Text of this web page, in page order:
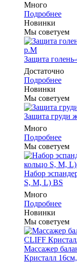
Много
Подробнее
Новинки
Мы советуем
Защита
Достаточно
Подробнее
Новинки
Мы советуем
Защита груди
Много
Подробнее
Мы советуем
Набор
S, M, L) BS
Много
Подробнее
Новинки
Мы советуем
Массажер
Кристалл